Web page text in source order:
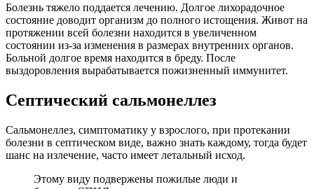
Болезнь тяжело поддается лечению. Долгое лихорадочное
состояние доводит организм до полного истощения. Живот на
протяжении всей болезни находится в увеличенном
состоянии из-за изменения в размерах внутренних органов.
Больной долгое время находится в бреду. После
выздоровления вырабатывается пожизненный иммунитет.
Септический сальмонеллез
Сальмонеллез, симптоматику у взрослого, при протекании
болезни в септическом виде, важно знать каждому, тогда будет
шанс на излечение, часто имеет летальный исход.
Этому виду подвержены пожилые люди и